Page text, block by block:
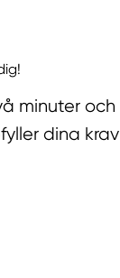
minuter och
dina krav